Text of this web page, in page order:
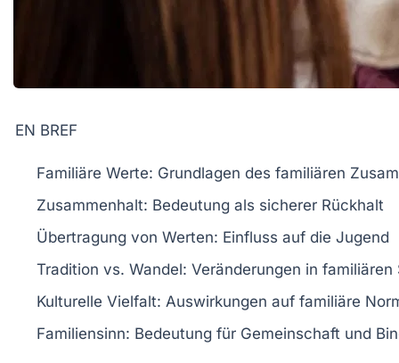
EN BREF
Familiäre Werte: Grundlagen des familiären
Zusammenhalt: Bedeutung als sicherer Rückhalt
Übertragung von Werten: Einfluss auf die Jugend
Tradition vs. Wandel: Veränderungen in familiären
Kulturelle Vielfalt: Auswirkungen auf familiäre
Familiensinn: Bedeutung für Gemeinschaft und